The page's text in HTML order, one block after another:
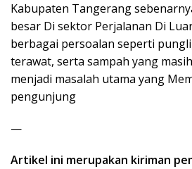
Kabupaten Tangerang
besar Di sektor Perjalanan Di
berbagai persoalan seperti
terawat, serta sampah yang
menjadi masalah utama yang
pengunjung
—
Artikel ini merupakan kiriman